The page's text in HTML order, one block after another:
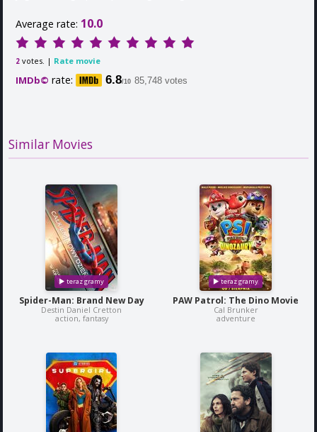
Average rate: 10.0
2 votes. | Rate movie
IMDb© rate: 6.8/10 85,748 votes
Similar Movies
Spider-Man: Brand New Day
Destin Daniel Cretton
action, fantasy
PAW Patrol: The Dino Movie
Cal Brunker
adventure